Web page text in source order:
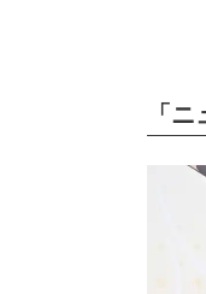
「